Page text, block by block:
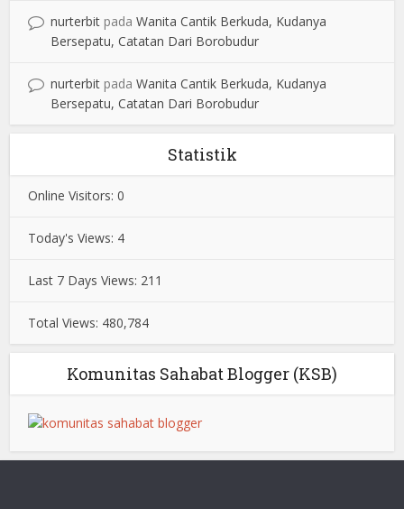
nurterbit padaWanita Cantik Berkuda, Kudanya
Bersepatu, Catatan Dari Borobudur
nurterbit padaWanita Cantik Berkuda, Kudanya
Bersepatu, Catatan Dari Borobudur
Statistik
Online Visitors:0
Today's Views: 4
Last 7 Days Views: 211
Total Views: 480,784
Komunitas Sahabat Blogger (KSB)